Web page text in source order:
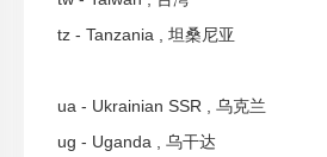
tz - Tanzania , 坦桑尼亚
ua - Ukrainian SSR , 乌克兰
ug - Uganda , 乌干达